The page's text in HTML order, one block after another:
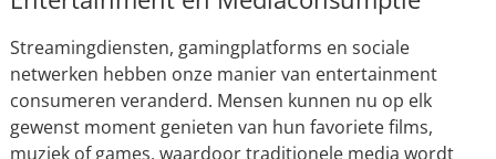
Streamingdiensten, gamingplatforms en sociale
netwerken hebben onze manier van entertainment
consumeren veranderd. Mensen kunnen nu op elk
gewenst moment genieten van hun favoriete films,
muziek of games, waardoor traditionele media wordt